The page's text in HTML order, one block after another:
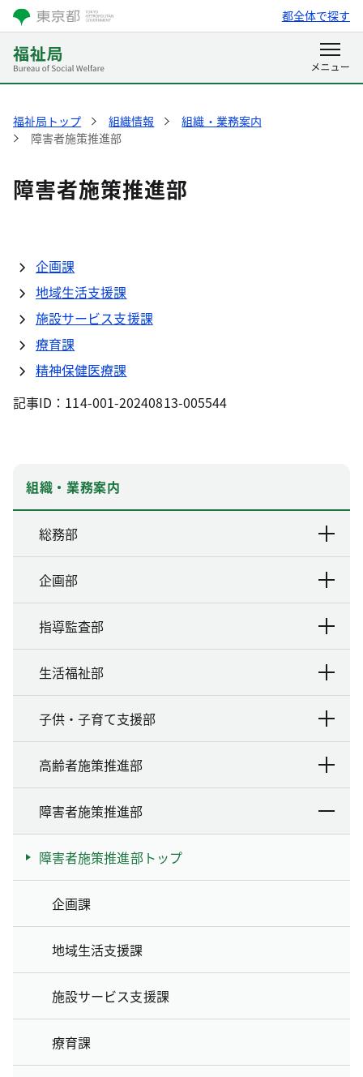
都全体で探す
福祉局トップ 組織情報
組織・業務案内
障害者施策推進部
障害者施策推進部
企画課
地域生活支援課
施設サービス支援課
療育課
精神保健医療課
記事ID：114-001-20240813-005544
組織・業務案内
総務部
企画部
指導監査部
生活福祉部
子供・子育て支援部
高齢者施策推進部
障害者施策推進部
障害者施策推進部トップ
企画課
地域生活支援課
施設サービス支援課
療育課